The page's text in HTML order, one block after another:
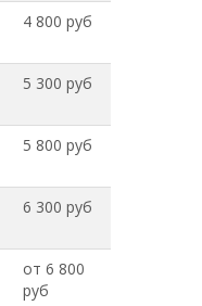
4 800 руб
5 300 руб
5 800 руб
6 300 руб
от 6 800
руб